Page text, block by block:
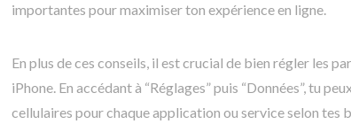
importantes pour maximiser ton expérience en ligne.
En plus de ces conseils, il est crucial de bien régler les
iPhone. En accédant à “Réglages” puis “Données”, tu
cellulaires pour chaque application ou service selon tes